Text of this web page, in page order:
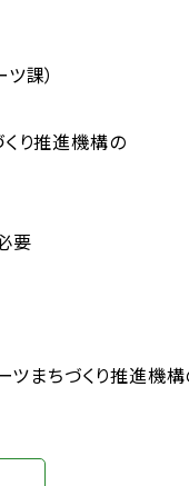
課）
り推進機構の
要
ツまちづくり推進機構